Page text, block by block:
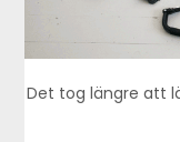
Det tog längre att